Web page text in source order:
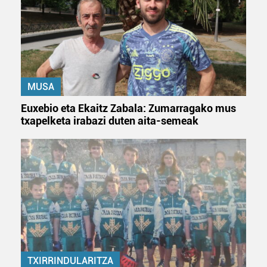
zerbitzuak hobetzeko asmoz, cookie teknologiaz
baliatzen gara. Ohar hau onartuz gero, teknologia hori
erabiltzeko baimen esplizitua ematen diguzu.Gehiago
irakurri
MUSA
Euxebio eta Ekaitz Zabala: Zumarragako mus
txapelketa irabazi duten aita-semeak
TXIRRINDULARITZA